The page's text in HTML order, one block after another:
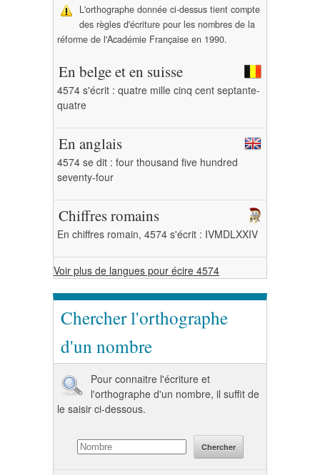
L'orthographe donnée ci-dessus tient compte
des règles d'écriture pour les nombres de la
réforme de l'Académie Française en 1990.
En belge et en suisse
4574 s'écrit : quatre mille cinq cent septante-
quatre
En anglais
4574 se dit : four thousand five hundred
seventy-four
Chiffres romains
En chiffres romain, 4574 s'écrit : IVMDLXXIV
Voir plus de langues pour écire 4574
Chercher l'orthographe
d'un nombre
Pour connaitre l'écriture et
l'orthographe d'un nombre, il suffit de
le saisir ci-dessous.